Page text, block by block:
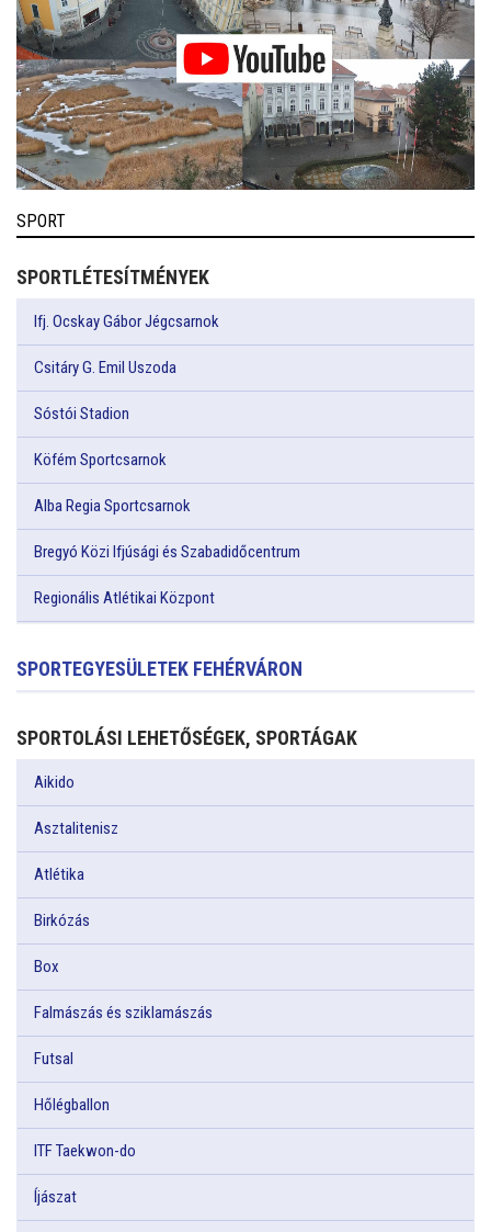
SPORT
SPORTLÉTESÍTMÉNYEK
Ifj. Ocskay Gábor Jégcsarnok
Csitáry G. Emil Uszoda
Sóstói Stadion
Köfém Sportcsarnok
Alba Regia Sportcsarnok
Bregyó Közi Ifjúsági és Szabadidőcentrum
Regionális Atlétikai Központ
SPORTEGYESÜLETEK FEHÉRVÁRON
SPORTOLÁSI LEHETŐSÉGEK, SPORTÁGAK
Aikido
Asztalitenisz
Atlétika
Birkózás
Box
Falmászás és sziklamászás
Futsal
Hőlégballon
ITF Taekwon-do
Íjászat